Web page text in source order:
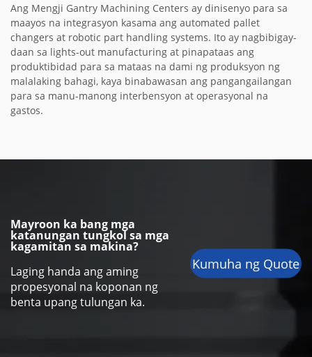
Ang Mengji Gantry Machining Centers ay dinisenyo para sa
maayos na integrasyon kasama ang automated pallet
changers at robotic part handling systems. Ito ay nagbibigay-
daan sa lights-out manufacturing at pinapataas ang
produktibidad para sa mataas na dami ng produksyon ng
malalaking bahagi, kaya binabawasan ang pangangailangan
para sa manu-manong interbensyon at operasyonal na
gastos.
Mayroon ka bang mga
katanungan tungkol sa mga
kagamitan sa makina?
Laging handa ang aming
propesyonal na koponan ng
benta upang tulungan ka.
Kumuha ng Quote